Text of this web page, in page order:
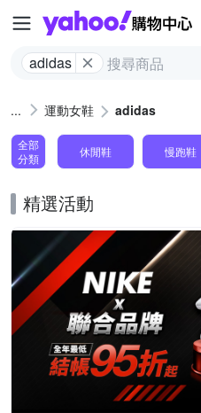
adidas
運動女鞋 adidas
全部
分類
休閒鞋 慢跑鞋
精選活動